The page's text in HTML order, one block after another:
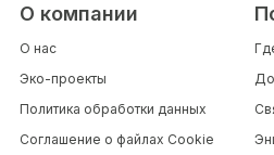
О компании
О нас
Эко-проекты
Политика обработки данных
Соглашение о файлах Cookie